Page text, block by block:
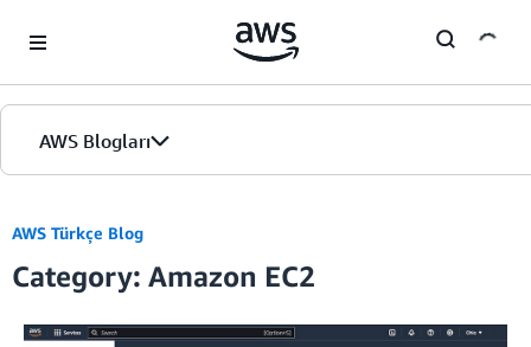
AWS Blogları
Sürümler
AWS Türkçe Blog
Category: Amazon EC2